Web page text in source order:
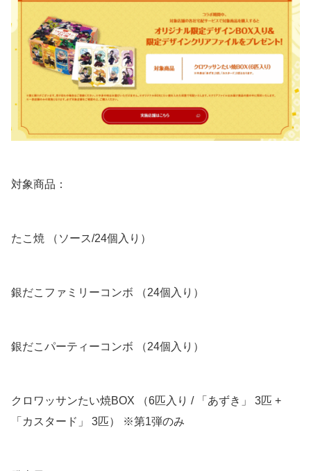
対象商品：
たこ焼 （ソース/24個入り）
銀だこファミリーコンボ （24個入り）
銀だこパーティーコンボ （24個入り）
クロワッサンたい焼BOX （6匹入り / 「あずき」 3匹 +
「カスタード」 3匹） ※第1弾のみ